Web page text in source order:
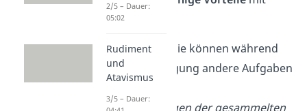
sich:
Freie Hände:
Sie können während
der Fortbewegung andere Aufgaben
Beispiele:
Tragen der gesammelten
2/5 – Dauer:
05:02
Rudiment
und
Atavismus
3/5 – Dauer: